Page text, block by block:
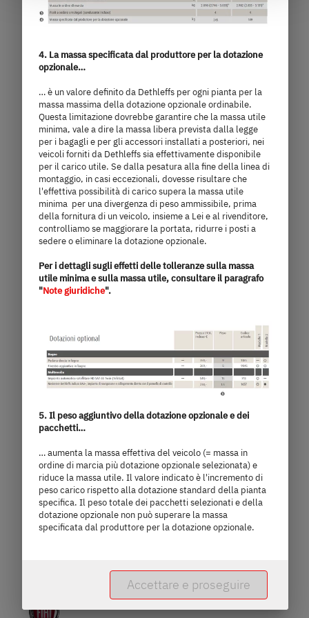
at the bottom left of the website). You can find further
information in our Privacy Policy.
640 ER
64.760,– €
Prezzo daa)
2 - 5 persone
Posti letto
lunghezza
Massa massima tecnicamente
ammissibile
Seleziona il modello
4. La massa specificata dal produttore per la dotazione
opzionale…
… è un valore definito da Dethleffs per ogni pianta per la
massa massima della dotazione opzionale ordinabile.
Questa limitazione dovrebbe garantire che la massa utile
minima, vale a dire la massa libera prevista dalla legge
per i bagagli e per gli accessori installati a posteriori, nei
veicoli forniti da Dethleffs sia effettivamente disponibile
per il carico utile. Se dalla pesatura alla fine della linea di
montaggio, in casi eccezionali, dovesse risultare che
l'effettiva possibilità di carico supera la massa utile
minima per una divergenza di peso ammissibile, prima
della fornitura di un veicolo, insieme a Lei e al rivenditore,
controlliamo se maggiorare la portata, ridurre i posti a
sedere o eliminare la dotazione opzionale.
Per i dettagli sugli effetti delle tolleranze sulla massa
utile minima e sulla massa utile, consultare il paragrafo
"Note giuridiche".
5. Il peso aggiuntivo della dotazione opzionale e dei
pacchetti…
… aumenta la massa effettiva del veicolo (= massa in
ordine di marcia più dotazione opzionale selezionata) e
riduce la massa utile. Il valore indicato è l'incremento di
peso carico rispetto alla dotazione standard della pianta
specifica. Il peso totale dei pacchetti selezionati e della
dotazione opzionale non può superare la massa
specificata dal produttore per la dotazione opzionale.
Accettare e proseguire